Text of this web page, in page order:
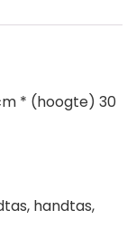
* (hoogte) 30
handtas,